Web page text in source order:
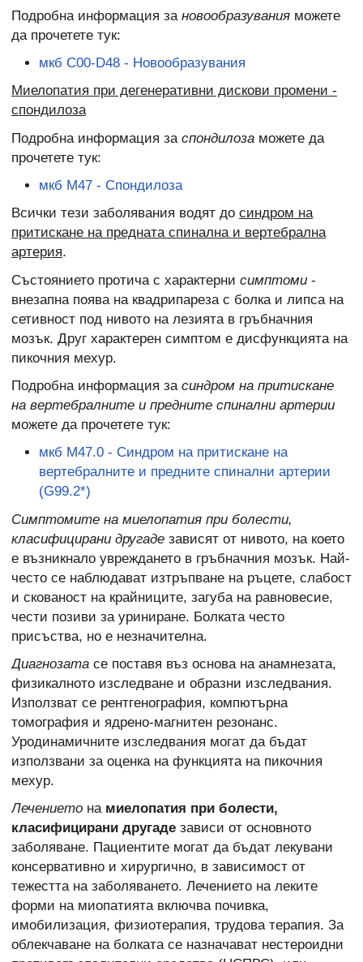
Подробна информация за новообразувания можете
да прочетете тук:
мкб C00-D48 - Новообразувания
Миелопатия при дегенеративни дискови промени -
спондилоза
Подробна информация за спондилоза можете да
прочетете тук:
мкб M47 - Спондилоза
Всички тези заболявания водят до синдром на
притискане на предната спинална и вертебрална
артерия.
Състоянието протича с характерни симптоми -
внезапна поява на квадрипареза с болка и липса на
сетивност под нивото на лезията в гръбначния
мозък. Друг характерен симптом е дисфункцията на
пикочния мехур.
Подробна информация за синдром на притискане
на вертебралните и предните спинални артерии
можете да прочетете тук:
мкб M47.0 - Синдром на притискане на
вертебралните и предните спинални артерии
(G99.2*)
Симптомите на миелопатия при болести,
класифицирани другаде зависят от нивото, на което
е възникнало увреждането в гръбначния мозък. Най-
често се наблюдават изтръпване на ръцете, слабост
и скованост на крайниците, загуба на равновесие,
чести позиви за уриниране. Болката често
присъства, но е незначителна.
Диагнозата се поставя въз основа на анамнезата,
физикалното изследване и образни изследвания.
Използват се рентгенография, компютърна
томография и ядрено-магнитен резонанс.
Уродинамичните изследвания могат да бъдат
използвани за оценка на функцията на пикочния
мехур.
Лечението на миелопатия при болести,
класифицирани другаде зависи от основното
заболяване. Пациентите могат да бъдат лекувани
консервативно и хирургично, в зависимост от
тежестта на заболяването. Лечението на леките
форми на миопатията включва почивка,
имобилизация, физиотерапия, трудова терапия. За
облекчаване на болката се назначават нестероидни